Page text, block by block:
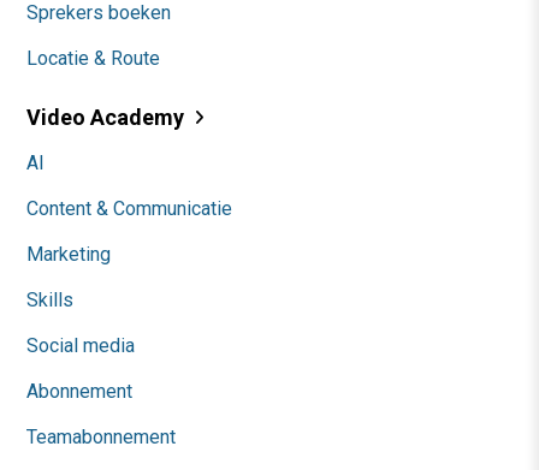
Sprekers boeken
Locatie & Route
Video Academy
AI
Content & Communicatie
Marketing
Skills
Social media
Abonnement
Teamabonnement